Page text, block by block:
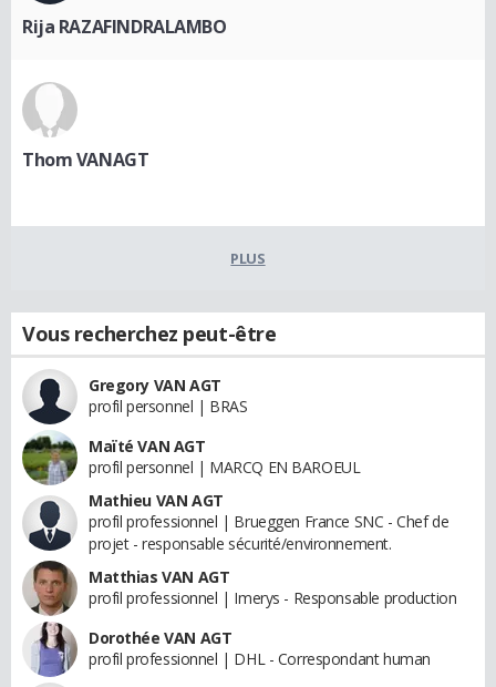
Rija RAZAFINDRALAMBO
Thom VANAGT
PLUS
Vous recherchez peut-être
Gregory VAN AGT
profil personnel | BRAS
Maïté VAN AGT
profil personnel | MARCQ EN BAROEUL
Mathieu VAN AGT
profil professionnel | Brueggen France SNC - Chef de
projet - responsable sécurité/environnement.
Matthias VAN AGT
profil professionnel | Imerys - Responsable production
Dorothée VAN AGT
profil professionnel | DHL - Correspondant human